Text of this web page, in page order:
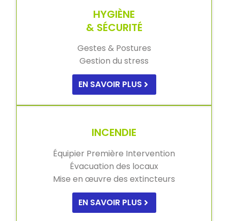
HYGIÈNE
& SÉCURITÉ
Gestes & Postures
Gestion du stress
EN SAVOIR PLUS
INCENDIE
Équipier Première Intervention
Évacuation des locaux
Mise en œuvre des extincteurs
EN SAVOIR PLUS